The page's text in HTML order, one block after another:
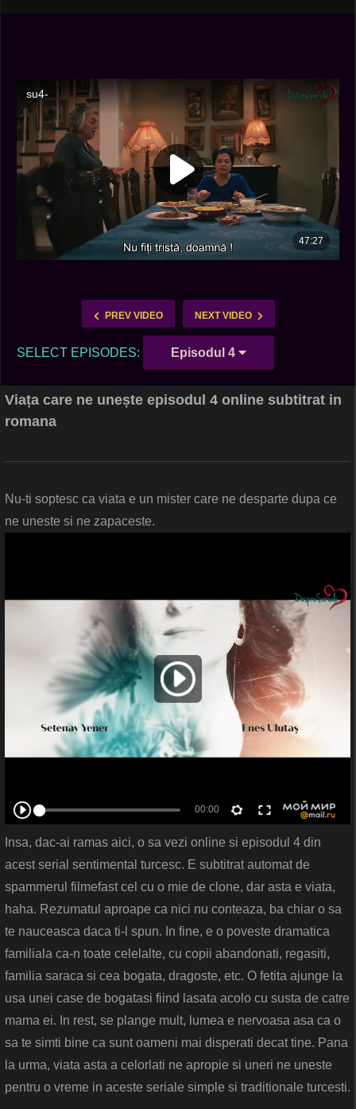
PREV VIDEO NEXT VIDEO
SELECT EPISODES: Episodul 4
Viața care ne unește episodul 4 online subtitrat in
romana
Nu-ti soptesc ca viata e un mister care ne desparte dupa ce
ne uneste si ne zapaceste.
Insa, dac-ai ramas aici, o sa vezi online si episodul 4 din
acest serial sentimental turcesc. E subtitrat automat de
spammerul filmefast cel cu o mie de clone, dar asta e viata,
haha. Rezumatul aproape ca nici nu conteaza, ba chiar o sa
te nauceasca daca ti-l spun. In fine, e o poveste dramatica
familiala ca-n toate celelalte, cu copii abandonati, regasiti,
familia saraca si cea bogata, dragoste, etc. O fetita ajunge la
usa unei case de bogatasi fiind lasata acolo cu susta de catre
mama ei. In rest, se plange mult, lumea e nervoasa asa ca o
sa te simti bine ca sunt oameni mai disperati decat tine. Pana
la urma, viata asta a celorlati ne apropie si uneri ne uneste
pentru o vreme in aceste seriale simple si traditionale turcesti.